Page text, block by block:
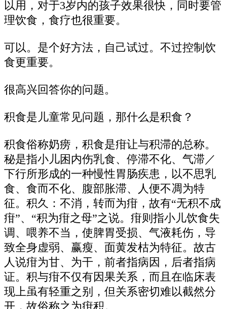
以用，对于3岁内的孩子效果很快，同时要管
理饮食，食疗也很重要。
可以。是个好方法，自己试过。不过控制饮
食更重要。
很高兴回答你的问题。
积食是儿童常见问题，那什么是积食？
积食俗称奶痨，积食是疳让与积滞的总称。
秘是指小儿困内伤乳食、停滞不化、气滞／
下行所形成的一种慢性胃肠疾患，以不思乳
食、食而不化、腹部胀滞、人便不凋为特
征。积久：不消，转而为疳，故有“无积不成
疳”、“积为疳之母”之说。疳则指小儿饮食失
调、喂养不当，使脾胃受损、气液耗伤，导
致全身虚弱、赢瘦、面黄发枯为特征。故古
人说疳为甘、为干，前者指病因，后者指病
证。积与疳不仅有因果关系，而且在临床表
现上虽有轻重之别，但关系密切难以截然分
开，故俗称之为疳积。